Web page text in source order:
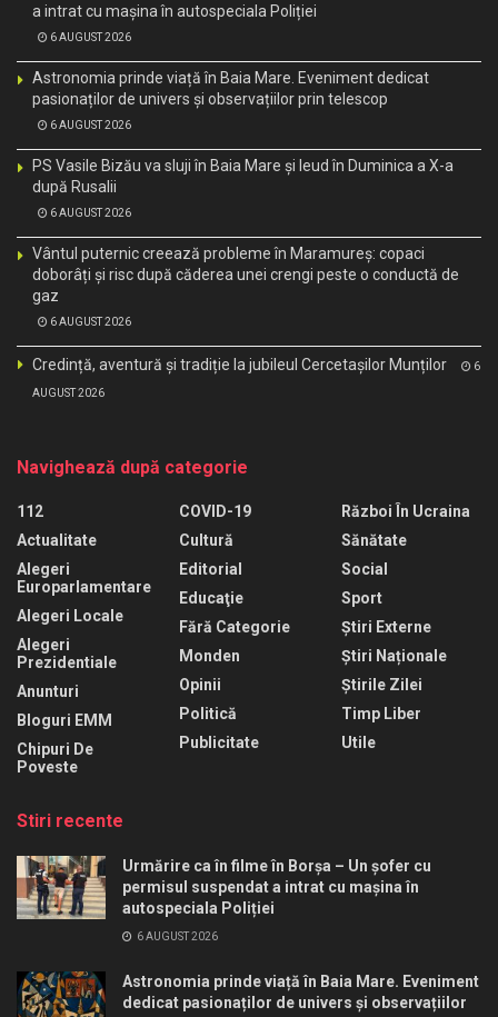
a intrat cu mașina în autospeciala Poliției
6 AUGUST 2026
Astronomia prinde viață în Baia Mare. Eveniment dedicat
pasionaților de univers și observațiilor prin telescop
6 AUGUST 2026
PS Vasile Bizău va sluji în Baia Mare și Ieud în Duminica a X-a
după Rusalii
6 AUGUST 2026
Vântul puternic creează probleme în Maramureș: copaci
doborâți și risc după căderea unei crengi peste o conductă de
gaz
6 AUGUST 2026
Credință, aventură și tradiție la jubileul Cercetașilor Munților 6
AUGUST 2026
Navighează după categorie
112
Actualitate
Alegeri
Europarlamentare
Alegeri Locale
Alegeri
Prezidentiale
Anunturi
Bloguri EMM
Chipuri De
Poveste
COVID-19
Cultură
Editorial
Educaţie
Fără Categorie
Monden
Opinii
Politică
Publicitate
Război În Ucraina
Sănătate
Social
Sport
Știri Externe
Știri Naționale
Știrile Zilei
Timp Liber
Utile
Stiri recente
Urmărire ca în filme în Borșa – Un șofer cu
permisul suspendat a intrat cu mașina în
autospeciala Poliției
6 AUGUST 2026
Astronomia prinde viață în Baia Mare. Eveniment
dedicat pasionaților de univers și observațiilor